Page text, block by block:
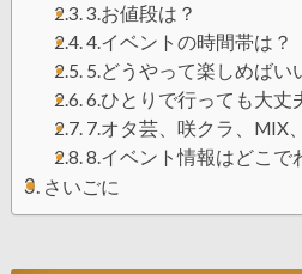
3.お値段は？
4.イベントの時間帯は？
5.どうやって楽しめばい
6.ひとりで行っても大丈
7.オタ芸、咲クラ、MIX
8.イベント情報はどこで
さいごに